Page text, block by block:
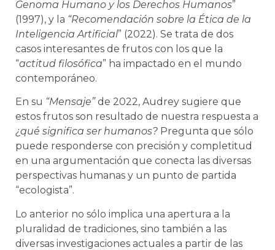
Genoma Humano y los Derechos Humanos”
(1997), y la “Recomendación sobre la Ética de la
Inteligencia Artificial” (2022). Se trata de dos
casos interesantes de frutos con los que la
“actitud filosófica” ha impactado en el mundo
contemporáneo.
En su “Mensaje”de 2022, Audrey sugiere que
estos frutos son resultado de nuestra respuesta a
¿qué significa ser humanos? Pregunta que sólo
puede responderse con precisión y completitud
en una argumentación que conecta las diversas
perspectivas humanas y un punto de partida
“ecologista”.
Lo anterior no sólo implica una apertura a la
pluralidad de tradiciones, sino también a las
diversas investigaciones actuales a partir de las